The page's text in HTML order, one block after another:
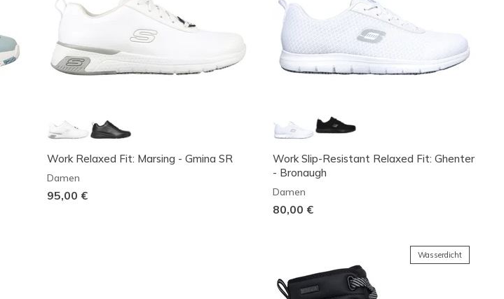
Work Relaxed Fit: Marsing - Gmina SR
Damen
95,00 €
Work Slip-Resistant Relaxed Fit: Ghenter
- Bronaugh
Damen
80,00 €
Wasserdicht